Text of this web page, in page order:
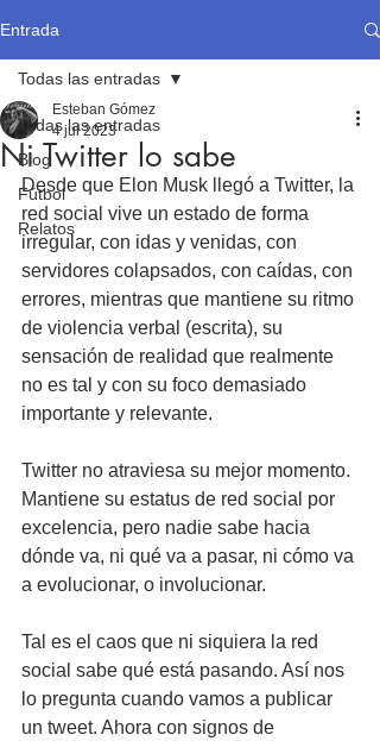
Entrada
Todas las entradas
Blog
Fútbol
Relatos
Todas las entradas
Ni Twitter lo sabe
Esteban Gómez
4 jul 2023
Desde que Elon Musk llegó a Twitter, la
red social vive un estado de forma
irregular, con idas y venidas, con
servidores colapsados, con caídas, con
errores, mientras que mantiene su ritmo
de violencia verbal (escrita), su
sensación de realidad que realmente
no es tal y con su foco demasiado
importante y relevante.
Twitter no atraviesa su mejor momento.
Mantiene su estatus de red social por
excelencia, pero nadie sabe hacia
dónde va, ni qué va a pasar, ni cómo va
a evolucionar, o involucionar.
Tal es el caos que ni siquiera la red
social sabe qué está pasando. Así nos
lo pregunta cuando vamos a publicar
un tweet. Ahora con signos de